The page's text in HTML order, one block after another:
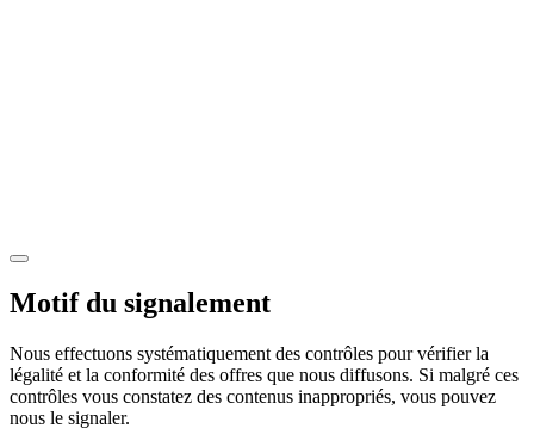
Motif du signalement
Nous effectuons systématiquement des contrôles pour vérifier la
légalité et la conformité des offres que nous diffusons. Si malgré ces
contrôles vous constatez des contenus inappropriés, vous pouvez
nous le signaler.